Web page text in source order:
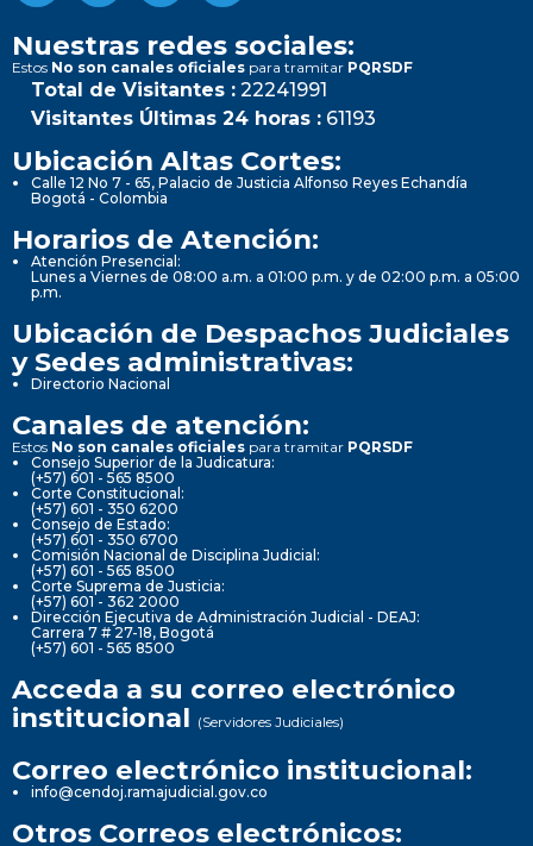
Nuestras redes sociales:
Estos No son canales oficiales para tramitar PQRSDF
Total de Visitantes : 22241991
Visitantes Últimas 24 horas : 61193
Ubicación Altas Cortes:
Calle 12 No 7 - 65, Palacio de Justicia Alfonso Reyes Echandía
Bogotá - Colombia
Horarios de Atención:
Atención Presencial:
Lunes a Viernes de 08:00 a.m. a 01:00 p.m. y de 02:00 p.m. a 05:00
p.m.
Ubicación de Despachos Judiciales
y Sedes administrativas:
Directorio Nacional
Canales de atención:
Estos No son canales oficiales para tramitar PQRSDF
Consejo Superior de la Judicatura:
(+57) 601 - 565 8500
Corte Constitucional:
(+57) 601 - 350 6200
Consejo de Estado:
(+57) 601 - 350 6700
Comisión Nacional de Disciplina Judicial:
(+57) 601 - 565 8500
Corte Suprema de Justicia:
(+57) 601 - 362 2000
Dirección Ejecutiva de Administración Judicial - DEAJ:
Carrera 7 # 27-18, Bogotá
(+57) 601 - 565 8500
Acceda a su correo electrónico
institucional (Servidores Judiciales)
Correo electrónico institucional:
info@cendoj.ramajudicial.gov.co
Otros Correos electrónicos: